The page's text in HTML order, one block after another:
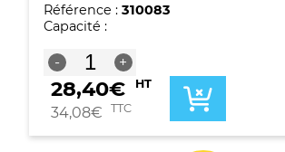
Référence : 310083
Capacité :
-
quantité
de
Epson
C12C938211
Réservoir
d'entretien
+
28,40€ HT
34,08€ TTC